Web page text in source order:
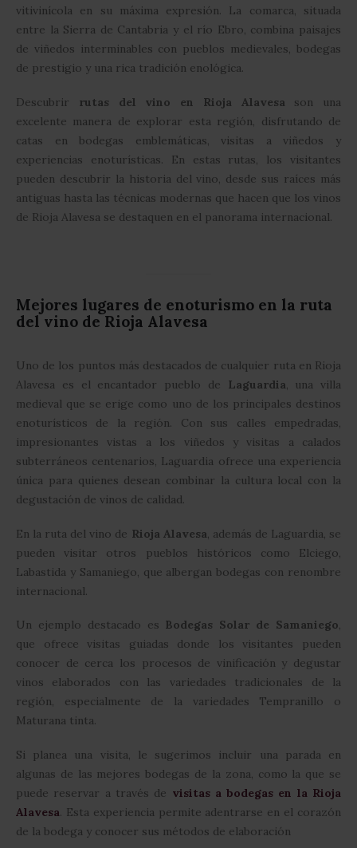
vitivinícola en su máxima expresión. La comarca, situada
entre la Sierra de Cantabria y el río Ebro, combina paisajes
de viñedos interminables con pueblos medievales, bodegas
de prestigio y una rica tradición enológica.
Descubrir rutas del vino en Rioja Alavesa son una
excelente manera de explorar esta región, disfrutando de
catas en bodegas emblemáticas, visitas a viñedos y
experiencias enoturísticas. En estas rutas, los visitantes
pueden descubrir la historia del vino, desde sus raíces más
antiguas hasta las técnicas modernas que hacen que los vinos
de Rioja Alavesa se destaquen en el panorama internacional.
Mejores lugares de enoturismo en la ruta
del vino de Rioja Alavesa
Uno de los puntos más destacados de cualquier ruta en Rioja
Alavesa es el encantador pueblo de Laguardia, una villa
medieval que se erige como uno de los principales destinos
enoturísticos de la región. Con sus calles empedradas,
impresionantes vistas a los viñedos y visitas a calados
subterráneos centenarios, Laguardia ofrece una experiencia
única para quienes desean combinar la cultura local con la
degustación de vinos de calidad.
En la ruta del vino de Rioja Alavesa , además de Laguardia, se
pueden visitar otros pueblos históricos como Elciego,
Labastida y Samaniego, que albergan bodegas con renombre
internacional.
Un ejemplo destacado es Bodegas Solar de Samaniego,
que ofrece visitas guiadas donde los visitantes pueden
conocer de cerca los procesos de vinificación y degustar
vinos elaborados con las variedades tradicionales de la
región, especialmente de la variedades Tempranillo o
Maturana tinta.
Si planea una visita, le sugerimos incluir una parada en
algunas de las mejores bodegas de la zona, como la que se
puede reservar a través de visitas a bodegas en la Rioja
Alavesa. Esta experiencia permite adentrarse en el corazón
de la bodega y conocer sus métodos de elaboración